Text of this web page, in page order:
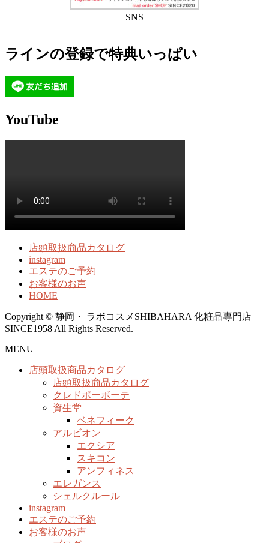
SNS
ラインの登録で特典いっぱい
YouTube
店頭取扱商品カタログ
instagram
エステのご予約
お客様のお声
HOME
Copyright © 静岡・ ラボコスメSHIBAHARA 化粧品専門店
SINCE1958 All Rights Reserved.
MENU
店頭取扱商品カタログ
店頭取扱商品カタログ
クレドポーボーテ
資生堂
ベネフィーク
アルビオン
エクシア
スキコン
アンフィネス
エレガンス
シェルクルール
instagram
エステのご予約
お客様のお声